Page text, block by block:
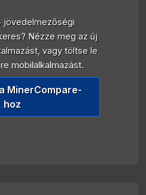
jövedelmezőségi
Nézze meg az új
vagy töltse le
mobilalkalmazást.
MinerCompare-
hoz